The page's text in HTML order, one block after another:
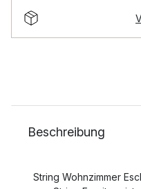
Beschreibung
String Wohnzimmer